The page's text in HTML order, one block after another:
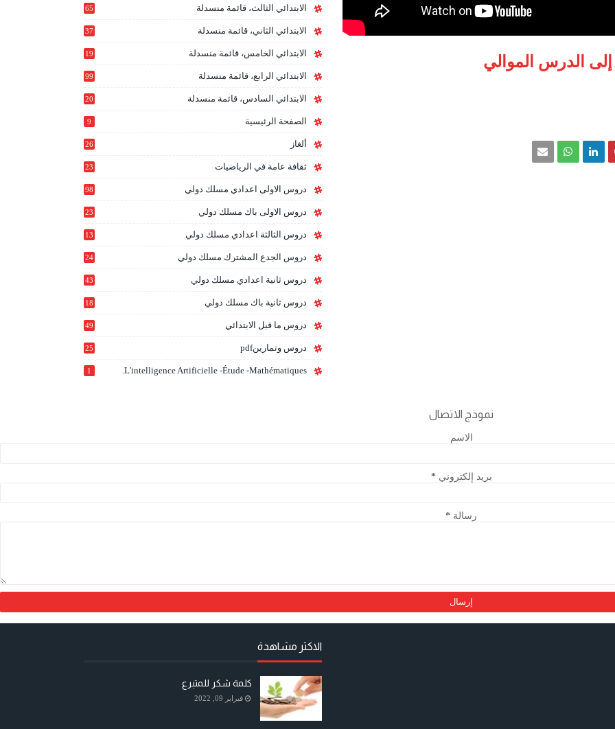
إلى الدرس الموالي
الابتدائي الثالث، قائمة منسدلة 65
الابتدائي الثاني، قائمة منسدلة 37
الابتدائي الخامس، قائمة منسدلة
19
الابتدائي الرابع، قائمة منسدلة 99
الابتدائي السادس، قائمة منسدلة
20
الصفحة الرئيسية 9
ألغاز 26
ثقافة عامة في الرياضيات 23
دروس الاولى اعدادي مسلك دولي 98
دروس الاولى باك مسلك دولي
23
دروس الثالثة اعدادي مسلك دولي
13
دروس الجدع المشترك مسلك دولي
24
دروس ثانية اعدادي مسلك دولي 43
دروس ثانية باك مسلك دولي
18
دروس ما قبل الابتدائي 49
دروس وتمارينpdf 25
L'intelligence Artificielle -étude -mathématiques.
1
نموذج الاتصال
الاسم
بريد إلكتروني*
رسالة *
الاكثر مشاهدة
كلمة شكر للمتبرع
فبراير 09, 2022